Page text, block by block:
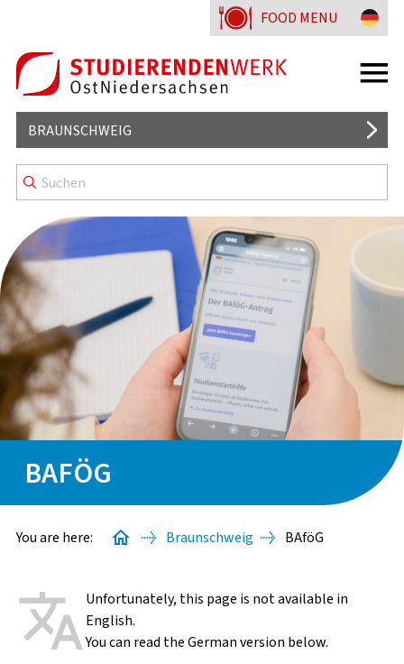
BRAUNSCHWEIG
MENSEN UND CAFETERIEN
WISSENSWERTES
KENNZEICHNUNG & MENÜLINIEN
WOHNHEIME
STARTERPAKETE
GÄSTEAPARTMENTS
WISSENSWERTES
FOOD MENU
BAFÖG
You are here: Braunschweig BAföG
Unfortunately, this page is not available in
English.
You can read the German version below.